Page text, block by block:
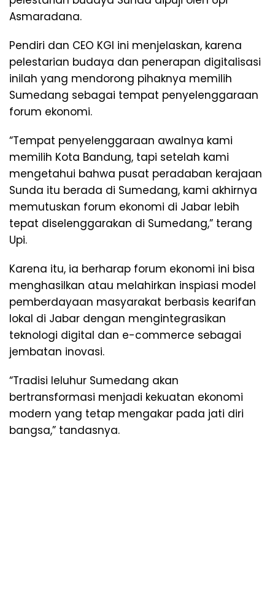
Asmaradana.
Pendiri dan CEO KGI ini menjelaskan, karena
pelestarian budaya dan penerapan digitalisasi
inilah yang mendorong pihaknya memilih
Sumedang sebagai tempat penyelenggaraan
forum ekonomi.
“Tempat penyelenggaraan awalnya kami
memilih Kota Bandung, tapi setelah kami
mengetahui bahwa pusat peradaban kerajaan
Sunda itu berada di Sumedang, kami akhirnya
memutuskan forum ekonomi di Jabar lebih
tepat diselenggarakan di Sumedang,” terang
Upi.
Karena itu, ia berharap forum ekonomi ini bisa
menghasilkan atau melahirkan inspiasi model
pemberdayaan masyarakat berbasis kearifan
lokal di Jabar dengan mengintegrasikan
teknologi digital dan e-commerce sebagai
jembatan inovasi.
“Tradisi leluhur Sumedang akan
bertransformasi menjadi kekuatan ekonomi
modern yang tetap mengakar pada jati diri
bangsa,” tandasnya.